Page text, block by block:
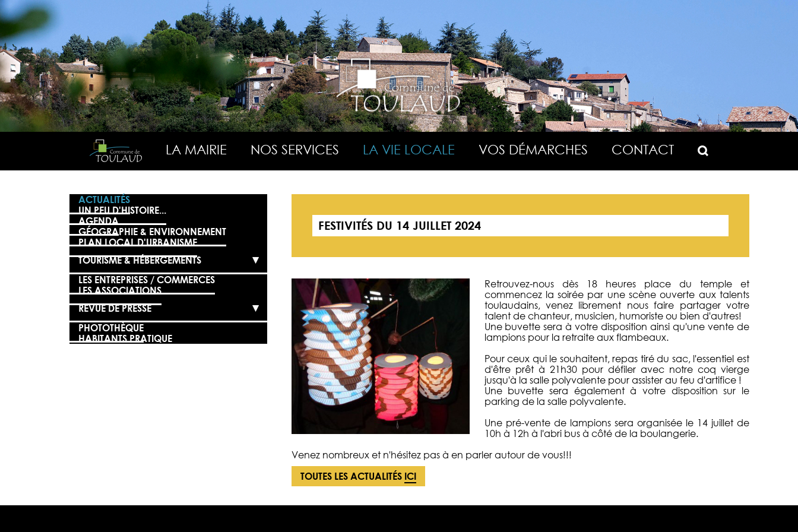
LA MAIRIE NOS SERVICES LA VIE LOCALE VOS DÉMARCHES CONTACT
ACTUALITÉS
UN PEU D'HISTOIRE...
AGENDA
GÉOGRAPHIE & ENVIRONNEMENT
PLAN LOCAL D'URBANISME
TOURISME & HÉBERGEMENTS
LES ENTREPRISES / COMMERCES
LES ASSOCIATIONS
REVUE DE PRESSE
PHOTOTHÈQUE
HABITANTS PRATIQUE
FESTIVITÉS DU 14 JUILLET 2024
Retrouvez-nous dès 18 heures place du temple et
commencez la soirée par une scène ouverte aux talents
toulaudains, venez librement nous faire partager votre
talent de chanteur, musicien, humoriste ou bien d'autres!
Une buvette sera à votre disposition ainsi qu'une vente de
lampions pour la retraite aux flambeaux.
Pour ceux qui le souhaitent, repas tiré du sac, l'essentiel est
d'être prêt à 21h30 pour défiler avec notre coq vierge
jusqu'à la salle polyvalente pour assister au feu d'artifice !
Une buvette sera également à votre disposition sur le
parking de la salle polyvalente.
Une pré-vente de lampions sera organisée le 14 juillet de
10h à 12h à l'abri bus à côté de la boulangerie.
Venez nombreux et n'hésitez pas à en parler autour de vous!!!
TOUTES LES ACTUALITÉS ICI